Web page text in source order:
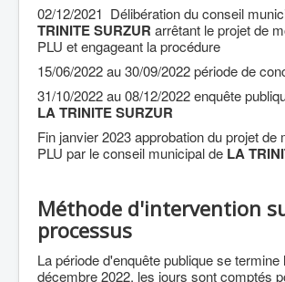
Communes
Gilets jaunes
Coronavirus
Contact
02/12/2021 Délibération du conseil
TRINITE SURZUR arrêtant le projet de
PLU et engageant la procédure
15/06/2022 au 30/09/2022 période de
31/10/2022 au 08/12/2022 enquête
LA TRINITE SURZUR
Fin janvier 2023 approbation du projet de
PLU par le conseil municipal de LA
Méthode d'intervention
processus
La période d'enquête publique se termine
décembre 2022, les jours sont comptés